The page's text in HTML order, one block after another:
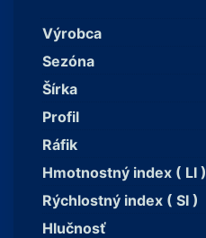
Výrobca
Sezóna
Šírka
Profil
Ráfik
Hmotnostný index ( LI )
Rýchlostný index ( SI )
Hlučnosť